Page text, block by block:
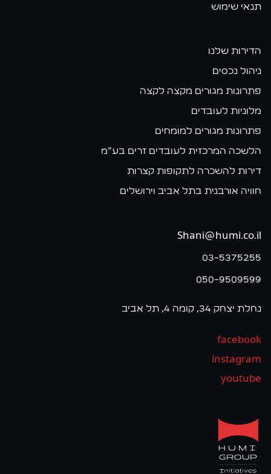
תנאי שימוש
הדירות שלנו
ניהול נכסים
פתרונות מגורים מקצה לקצה
מלוניות לעובדים
פתרונות מגורים למומחים
הלשכה המרכזית לעובדים זרים בע״מ
דירות להשכרה לתקופות קצרות
חוויה אורבנית בתל אביב וירושלים
Shani@humi.co.il
03-5375255
050-9509599
נחלת יצחק 34, קומה 4, תל אביב
facebook
instagram
youtube